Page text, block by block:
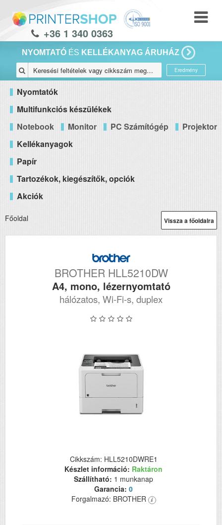
+36 1 340 0363
NYOMTATÓ ÉS KELLÉKANYAG ÁRUHÁZ
Eredmény
Nyomtatók
Multifunkciós készülékek
Notebook
Monitor PC Számítógép
Projektor
Kellékanyagok
Papír
Tartozékok, kiegészítők, opciók
Akciók
Vissza a főoldalra
Főoldal
BROTHER HLL5210DW
A4, mono, lézernyomtató
hálózatos, Wi-Fi-s, duplex
Cikkszám: HLL5210DWRE1
Készlet információ: Raktáron
Szállítható: 1 munkanap
Garancia: 0
Forgalmazó: BROTHER